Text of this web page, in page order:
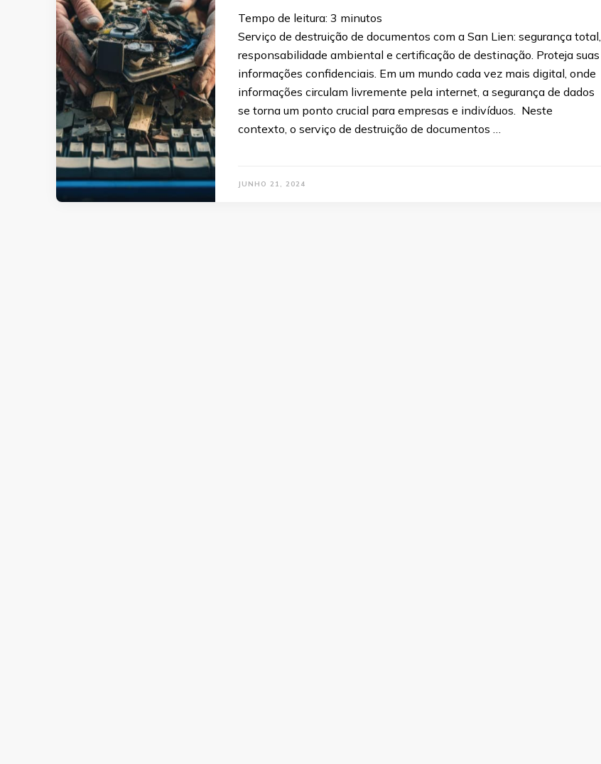
Tempo de leitura: 3 minutos
Serviço de destruição de documentos com a San Lien: segurança total,
responsabilidade ambiental e certificação de destinação. Proteja suas
informações confidenciais. Em um mundo cada vez mais digital, onde
informações circulam livremente pela internet, a segurança de dados
se torna um ponto crucial para empresas e indivíduos. Neste
contexto, o serviço de destruição de documentos …
JUNHO 21, 2024